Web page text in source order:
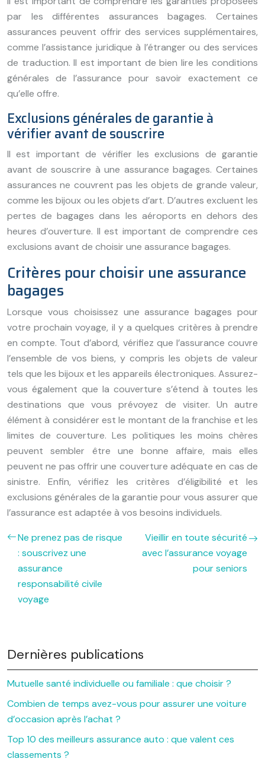
par les différentes assurances bagages. Certaines
assurances peuvent offrir des services supplémentaires,
comme l’assistance juridique à l’étranger ou des services
de traduction. Il est important de bien lire les conditions
générales de l’assurance pour savoir exactement ce
qu’elle offre.
Exclusions générales de garantie à
vérifier avant de souscrire
Il est important de vérifier les exclusions de garantie
avant de souscrire à une assurance bagages. Certaines
assurances ne couvrent pas les objets de grande valeur,
comme les bijoux ou les objets d’art. D’autres excluent les
pertes de bagages dans les aéroports en dehors des
heures d’ouverture. Il est important de comprendre ces
exclusions avant de choisir une assurance bagages.
Critères pour choisir une assurance
bagages
Lorsque vous choisissez une assurance bagages pour
votre prochain voyage, il y a quelques critères à prendre
en compte. Tout d’abord, vérifiez que l’assurance couvre
l’ensemble de vos biens, y compris les objets de valeur
tels que les bijoux et les appareils électroniques. Assurez-
vous également que la couverture s’étend à toutes les
destinations que vous prévoyez de visiter. Un autre
élément à considérer est le montant de la franchise et les
limites de couverture. Les politiques les moins chères
peuvent sembler être une bonne affaire, mais elles
peuvent ne pas offrir une couverture adéquate en cas de
sinistre. Enfin, vérifiez les critères d’éligibilité et les
exclusions générales de la garantie pour vous assurer que
l’assurance est adaptée à vos besoins individuels.
Ne prenez pas de risque
: souscrivez une
assurance
responsabilité civile
voyage
Vieillir en toute sécurité
avec l’assurance voyage
pour seniors
Dernières publications
Mutuelle santé individuelle ou familiale : que choisir ?
Combien de temps avez-vous pour assurer une voiture
d’occasion après l’achat ?
Top 10 des meilleurs assurance auto : que valent ces
classements ?